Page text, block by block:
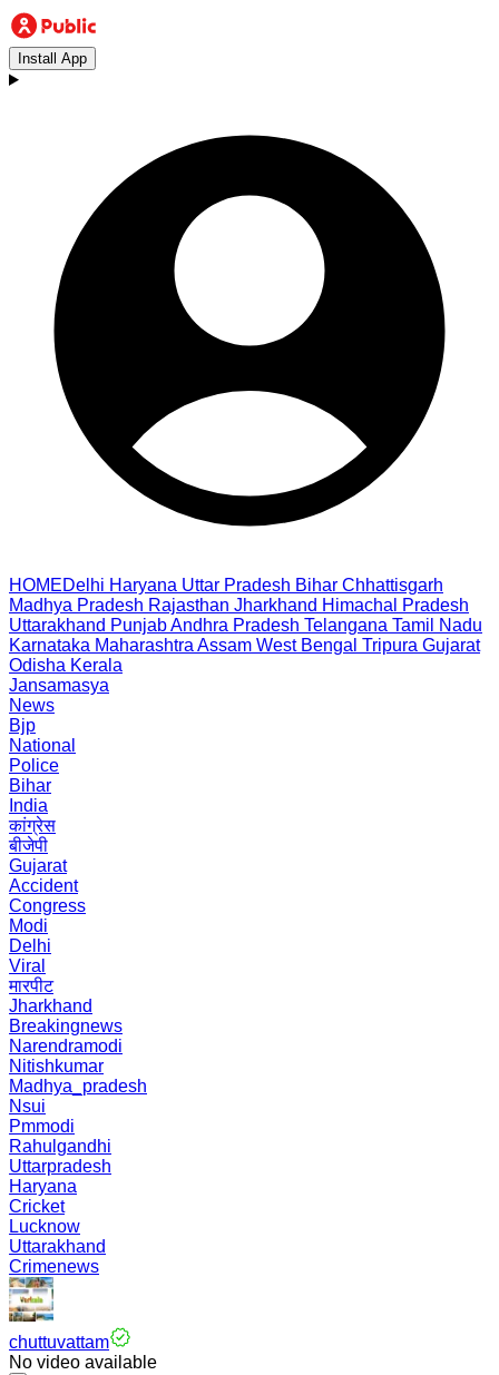
Install App
HOMEDelhi Haryana Uttar Pradesh Bihar Chhattisgarh
Madhya Pradesh Rajasthan Jharkhand Himachal Pradesh
Uttarakhand PunjabAndhra Pradesh Telangana Tamil Nadu
Karnataka Maharashtra Assam West Bengal Tripura Gujarat
Odisha Kerala
Jansamasya
News
Bjp
National
Police
Bihar
India
कांग्रेस
बीजेपी
Gujarat
Accident
Congress
Modi
Delhi
Viral
मारपीट
Jharkhand
Breakingnews
Narendramodi
Nitishkumar
Madhya_pradesh
Nsui
Pmmodi
Rahulgandhi
Uttarpradesh
Haryana
Cricket
Lucknow
Uttarakhand
Crimenews
chuttuvattam
No video available